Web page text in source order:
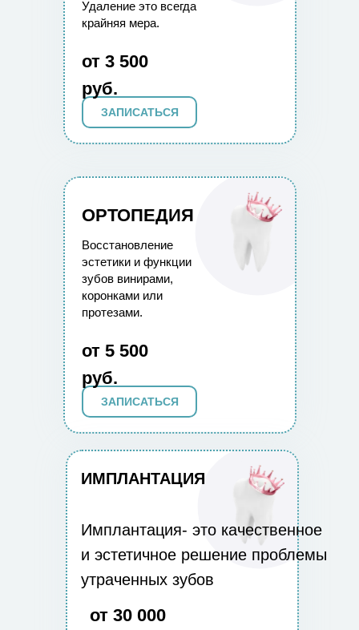
ЗАПИСАТЬСЯ
Удаление это всегда
крайняя мера.
от 3 500
руб.
ЗАПИСАТЬСЯ
ОРТОПЕДИЯ
Восстановление
эстетики и функции
зубов винирами,
коронками или
протезами.
от 5 500
руб.
от 30 000
ИМПЛАНТАЦИЯ
Имплантация- это качественное
и эстетичное решение проблемы
утраченных зубов